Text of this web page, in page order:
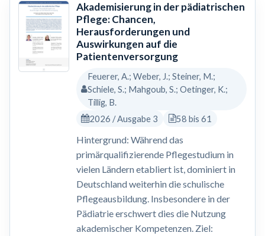
Akademisierung in der pädiatrischen
Pflege: Chancen,
Herausforderungen und
Auswirkungen auf die
Patientenversorgung
Feuerer, A.; Weber, J.; Steiner, M.;
Schiele, S.; Mahgoub, S.; Oetinger, K.;
Tillig, B.
2026 / Ausgabe 3
58 bis 61
Hintergrund: Während das
primärqualifizierende Pflegestudium in
vielen Ländern etabliert ist, dominiert in
Deutschland weiterhin die schulische
Pflegeausbildung. Insbesondere in der
Pädiatrie erschwert dies die Nutzung
akademischer Kompetenzen. Ziel: